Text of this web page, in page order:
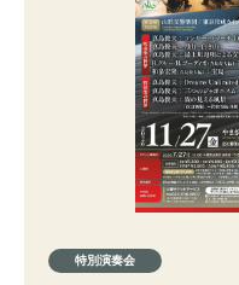
特別演奏会